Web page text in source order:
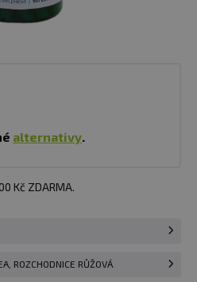
alternativy.
Kč ZDARMA.
ROZCHODNICE RŮŽOVÁ